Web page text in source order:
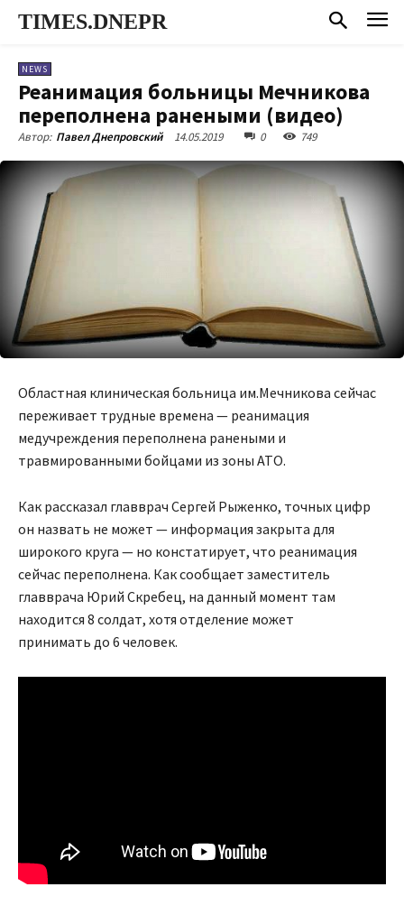
TIMES.DNEPR
NEWS
Реанимация больницы Мечникова
переполнена ранеными (видео)
Автор: Павел Днепровский 14.05.2019 0 749
Областная клиническая больница им.Мечникова сейчас
переживает трудные времена — реанимация
медучреждения переполнена ранеными и
травмированными бойцами из зоны АТО.
Как рассказал главврач Сергей Рыженко, точных цифр
он назвать не может — информация закрыта для
широкого круга — но констатирует, что реанимация
сейчас переполнена. Как сообщает заместитель
главврача Юрий Скребец, на данный момент там
находится 8 солдат, хотя отделение может
принимать до 6 человек.